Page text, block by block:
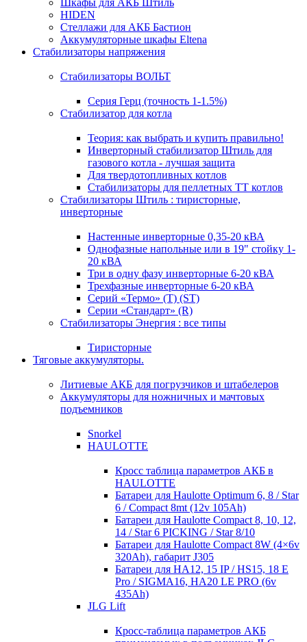
Шкафы для АКБ Штиль
HIDEN
Стеллажи для АКБ Бастион
Аккумуляторные шкафы Eltena
Стабилизаторы напряжения
Стабилизаторы ВОЛЬТ
Серия Герц (точность 1-1.5%)
Стабилизатор для котла
Теория: как выбрать и купить правильно!
Инверторный стабилизатор Штиль для
газового котла - лучшая защита
Для твердотопливных котлов
Стабилизаторы для пеллетных ТТ котлов
Стабилизаторы Штиль : тиристорные,
инверторные
Настенные инверторные 0,35-20 кВА
Однофазные напольные или в 19" стойку 1-
20 кВА
Три в одну фазу инверторные 6-20 кВА
Трехфазные инверторные 6-20 кВА
Серий «Термо» (T) (ST)
Серии «Стандарт» (R)
Стабилизаторы Энергия : все типы
Тиристорные
Тяговые аккумуляторы.
Литиевые АКБ для погрузчиков и штабелеров
Аккумуляторы для ножничных и мачтовых
подъемников
Snorkel
HAULOTTE
Кросc таблица параметров АКБ в
HAULOTTE
Батареи для Haulotte Optimum 6, 8 / Star
6 / Compact 8mt (12v 105Ah)
Батареи для Haulotte Compact 8, 10, 12,
14 / Star 6 PICKING / Star 8/10
Батареи для Haulotte Compact 8W (4×6v
320Ah), габарит J305
Батареи для HA12, 15 IP / HS15, 18 E
Pro / SIGMA16, HA20 LE PRO (6v
435Ah)
JLG Lift
Кросc-таблица параметров АКБ